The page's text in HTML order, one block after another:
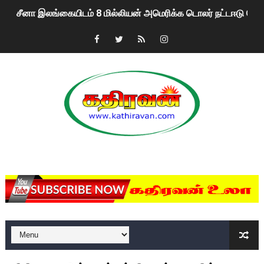
சீனா இலங்கையிடம் 8 மில்லியன் அமெரிக்க டொலர் நட்டஈடு
01/11/2021 Scotland ல் நடைபெறும் கண்டனப்
பிரிட்டனால் கடத்தப்படும் நிலையில் இலங்கைத் தமிழ்
வர்ராரு...வர்ராரு... அண்ணாத்த : ரஜினிக்காக இலங்கை
தடுப்பூசியை பெற்றுக் கொள்ளக் கூடிய இடங்கள்...
சிறுமியை பாலியல் வன்கொடுமை செய்த முதியவருக்கு
பிரபல நடிகை தூக்கிட்டு தற்கொலை!
வடிவேலுவுக்கு நீதிமன்றம் விதித்துள்ள அதிரடி உத்தரவு!